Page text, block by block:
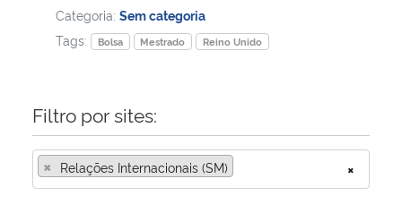
Ministério do Meio Ambiente
Ministério do Desenvolvimento Regional
Controladoria-Geral da União
Categoria: Sem categoria
Tags:
Bolsa Mestrado Reino Unido
Filtro por sites:
×
× Relações Internacionais (SM)